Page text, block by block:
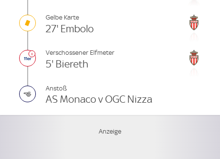
Gelbe Karte
27' Embolo
Verschossener Elfmeter
5' Biereth
Anstoß
AS Monaco v OGC Nizza